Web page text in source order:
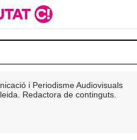
i Periodisme Audiovisuals
Redactora de continguts.